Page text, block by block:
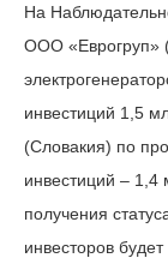
На
ООО «Еврогруп»
инвестиций 1,5
(Словакия) по
инвестиций –
получения
инвесторов